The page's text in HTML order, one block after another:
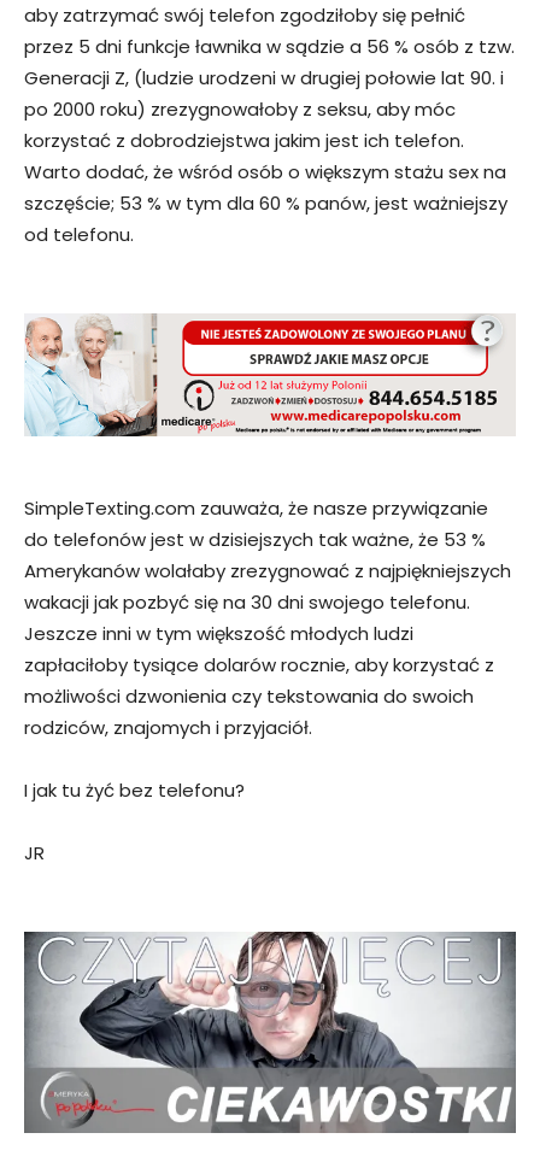
aby zatrzymać swój telefon zgodziłoby się pełnić
przez 5 dni funkcje ławnika w sądzie a 56 % osób z tzw.
Generacji Z, (ludzie urodzeni w drugiej połowie lat 90. i
po 2000 roku) zrezygnowałoby z seksu, aby móc
korzystać z dobrodziejstwa jakim jest ich telefon.
Warto dodać, że wśród osób o większym stażu sex na
szczęście; 53 % w tym dla 60 % panów, jest ważniejszy
od telefonu.
SimpleTexting.com zauważa, że nasze przywiązanie
do telefonów jest w dzisiejszych tak ważne, że 53 %
Amerykanów wolałaby zrezygnować z najpiękniejszych
wakacji jak pozbyć się na 30 dni swojego telefonu.
Jeszcze inni w tym większość młodych ludzi
zapłaciłoby tysiące dolarów rocznie, aby korzystać z
możliwości dzwonienia czy tekstowania do swoich
rodziców, znajomych i przyjaciół.
I jak tu żyć bez telefonu?
JR